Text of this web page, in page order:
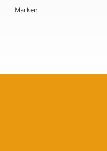
Marken